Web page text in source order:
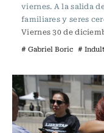
viernes. A la salida
familiares y seres
Viernes 30 de
# Gabriel Boric #